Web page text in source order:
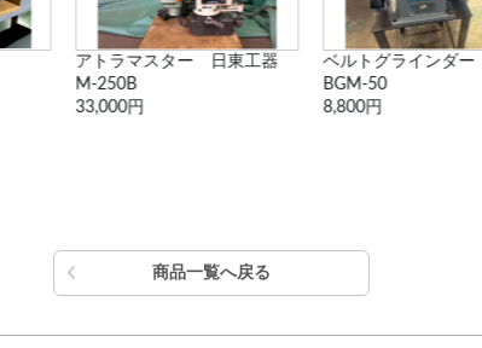
アトラマスター 日東工器
ベルトグラインダー
商品一覧へ戻る